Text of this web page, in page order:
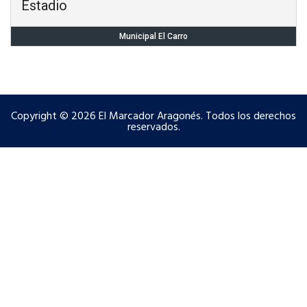
Estadio
Municipal El Carro
Copyright © 2026 El Marcador Aragonés. Todos los derechos
reservados.